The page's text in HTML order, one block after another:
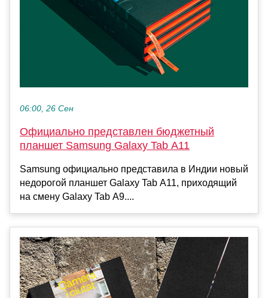
06:00, 26 Сен
Официально представлен бюджетный
планшет Samsung Galaxy Tab A11
Samsung официально представила в Индии новый
недорогой планшет Galaxy Tab A11, приходящий
на смену Galaxy Tab A9....